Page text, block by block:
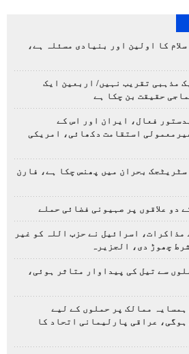
کا اولین اور بنیادی مسئلہ ہے،
مذہبی تقریب نہیں/ اربعین ایک
حقیقت بن چکا ہے
فعال، ایران اور اس کے
استقامت دکھائی، امریکی
بحران میں پھنس چکا ہے، فارن
دو علاقوں پر صہیونی فضائی حملے
مذاکرات، اسرائیل نے حزب اللہ کو غیر
چھوڑ دی، الجزیرہ
سے تیل کی پیداوار متاثر ہوئی،
ممالک پر حملوں کے لیے
ہوگی، عراقی پارلیمانی اتحاد کا